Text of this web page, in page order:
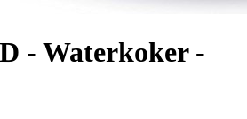
- Waterkoker -